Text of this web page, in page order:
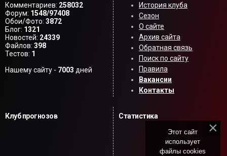
Комментариев: 258032
Форум: 1548/97408
Обои/Фото: 3872
Блог: 1321
Новостей: 24339
Файлов: 398
Тестов: 1
Нашему сайту - 7003 дней
История клуба
Сезон
О сайте
Архив сайта
Обратная связь
Поиск по сайту
Правила
Вакансии
Контакты
Клуб прогнозов Статистика
Этот сайт
использует
файлы cookies